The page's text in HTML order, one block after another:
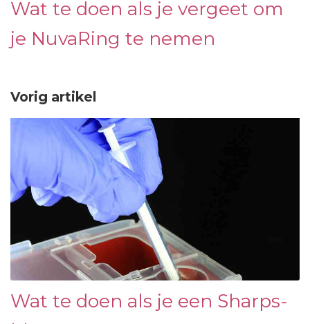
Wat te doen als je vergeet om
je NuvaRing te nemen
Vorig artikel
Wat te doen als je een Sharps-